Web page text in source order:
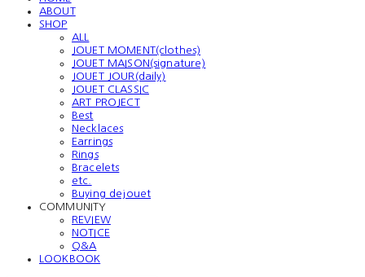
ABOUT
SHOP
ALL
JOUET MOMENT(clothes)
JOUET MAISON(signature)
JOUET JOUR(daily)
JOUET CLASSIC
ART PROJECT
Best
Necklaces
Earrings
Rings
Bracelets
etc.
Buying dejouet
COMMUNITY
REVIEW
NOTICE
Q&A
LOOKBOOK